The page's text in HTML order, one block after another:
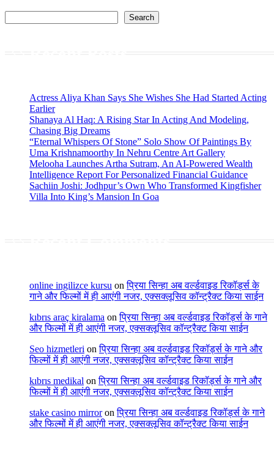
Search
Actress Aliya Khan Says She Wishes She Had Started Acting
Earlier
Shanaya Al Haq: A Rising Star In Acting And Modeling,
Chasing Big Dreams
“Eternal Whispers Of Stone” Solo Show Of Paintings By
Uma Krishnamoorthy In Nehru Centre Art Gallery
Melooha Launches Artha Sutram, An AI-Powered Wealth
Intelligence Report For Personalized Financial Guidance
Sachiin Joshi: Jodhpur’s Own Who Transformed Kingfisher
Villa Into King’s Mansion In Goa
online ingilizce kursu onप्रिया सिन्हा अब वर्ल्डवाइड रिकॉर्ड्स के
गाने और फिल्मों में ही आएंगी नजर, एक्सक्लूसिव कॉन्ट्रैक्ट किया साईन
kıbrıs araç kiralama onप्रिया सिन्हा अब वर्ल्डवाइड रिकॉर्ड्स के गाने
और फिल्मों में ही आएंगी नजर, एक्सक्लूसिव कॉन्ट्रैक्ट किया साईन
Seo hizmetleri onप्रिया सिन्हा अब वर्ल्डवाइड रिकॉर्ड्स के गाने और
फिल्मों में ही आएंगी नजर, एक्सक्लूसिव कॉन्ट्रैक्ट किया साईन
kıbrıs medikal onप्रिया सिन्हा अब वर्ल्डवाइड रिकॉर्ड्स के गाने और
फिल्मों में ही आएंगी नजर, एक्सक्लूसिव कॉन्ट्रैक्ट किया साईन
stake casino mirroronप्रिया सिन्हा अब वर्ल्डवाइड रिकॉर्ड्स के गाने
और फिल्मों में ही आएंगी नजर, एक्सक्लूसिव कॉन्ट्रैक्ट किया साईन